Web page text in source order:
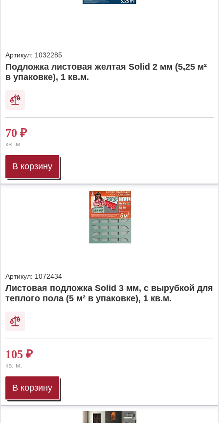
Артикул: 1032285
Подложка листовая желтая Solid 2 мм (5,25 м²
в упаковке), 1 кв.м.
70 ₽
кв. м.
В корзину
Артикул: 1072434
Листовая подложка Solid 3 мм, с вырубкой для
теплого пола (5 м² в упаковке), 1 кв.м.
105 ₽
кв. м.
В корзину